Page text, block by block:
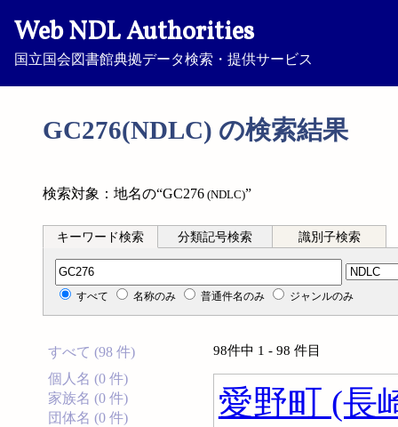
Web NDL Authorities
国立国会図書館典拠データ検索・提供サービス
GC276(NDLC) の検索結果
検索対象：地名の“GC276 (NDLC)”
キーワード検索 分類記号検索 識別子検索
分類記号検索
すべて 名称のみ 普通件名のみ ジャンルのみ
すべて (98 件)
個人名 (0 件)
家族名 (0 件)
団体名 (0 件)
98件中 1 - 98 件目
愛野町 (長